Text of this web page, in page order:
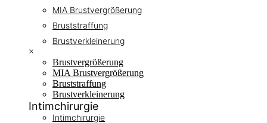
MIA Brustvergrößerung
Bruststraffung
Brustverkleinerung
×
Brustvergrößerung
MIA Brustvergrößerung
Bruststraffung
Brustverkleinerung
Intimchirurgie
Intimchirurgie